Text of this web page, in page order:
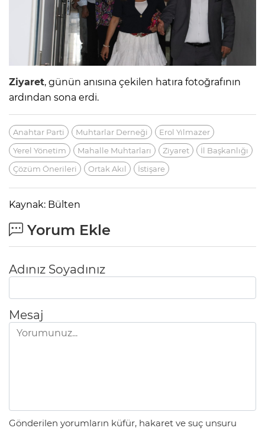
Ziyaret, günün anısına çekilen hatıra fotoğrafının
ardından sona erdi.
Anahtar Parti Muhtarlar Derneği
Erol Yılmazer
Yerel Yönetim
Mahalle Muhtarları Ziyaret
İl Başkanlığı
Çözüm Önerileri
Ortak Akıl İstişare
Kaynak: Bülten
Yorum Ekle
Adınız Soyadınız
Mesaj
Gönderilen yorumların küfür, hakaret ve suç unsuru